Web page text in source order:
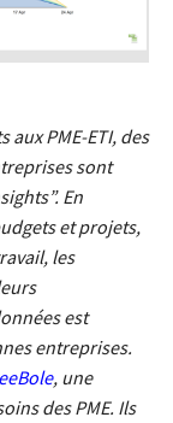
PME-ETI, des
sont
En
et projets,
les
est
entreprises.
, une
des PME. Ils